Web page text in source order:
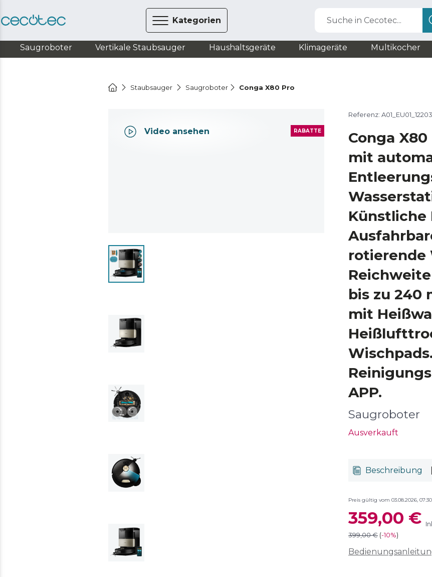
Kategorien Suche in Cecotec...
Saugroboter Vertikale Staubsauger Haushaltsgeräte Klimageräte Multikocher
Staubsauger Saugroboter Conga X80 Pro
Video ansehen RABATTE
Referenz:
Conga
mit
Künstliche
rotierende
bis zu 240
mit
Wischpads.
APP.
Saugroboter
Ausverkauft
Beschreibung
Preis gültig vom 03.08.2026, 07:30
359,00 €
399,00 € (-10%)